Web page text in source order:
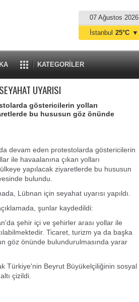
07 Ağustos 2026
KATEGORİLER
İstanbul 25°C ▼
UYARISI
göstericilerin yolları
bu hususun göz önünde
devam eden protestolarda göstericilerin
ile havaalanına çıkan yolları
yapılacak ziyaretlerde bu hususun
bulundu.
Lübnan için seyahat uyarısı yapıldı.
şunlar kaydedildi:
şehir içi ve şehirler arası yollar ile
Ticaret, turizm ya da başka
göz önünde bulundurulmasında yarar
Türkiye'nin Beyrut Büyükelçiliğinin sosyal
çizildi.